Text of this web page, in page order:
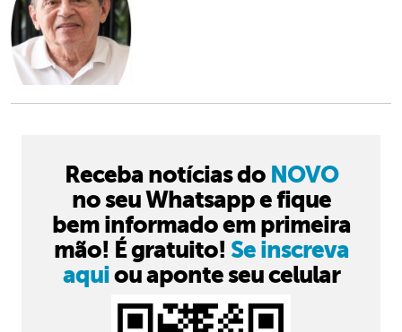
Receba notícias do NOVO
no seu Whatsapp e fique
bem informado em primeira
mão! É gratuito! Se inscreva
aquiou aponte seu celular